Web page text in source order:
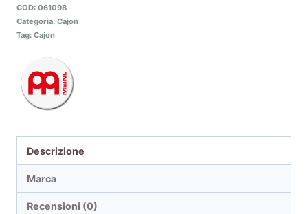
COD: 061098
Categoria: Cajon
Tag: Cajon
Descrizione
Marca
Recensioni (0)